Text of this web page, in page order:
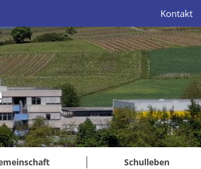
Schulleben
Kontakt